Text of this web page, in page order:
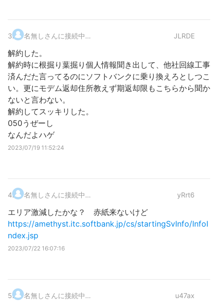
3. 名無しさんに接続中… JLRDE
解約した。
解約時に根掘り葉掘り個人情報聞き出して、他社回線工事
済んだた言ってるのにソフトバンクに乗り換えろとしつこ
い。更にモデム返却住所教えず期返却限もこちらから聞か
ないと言わない。
解約してスッキリした。
050うぜーし
なんだよハゲ
2023/07/19 11:52:24
4. 名無しさんに接続中… yRrt6
エリア激減したかな？ 赤紙来ないけど
https://amethyst.itc.softbank.jp/cs/startingSvInfo/InfoI
ndex.jsp
2023/07/22 16:07:16
5. 名無しさんに接続中… u47ax